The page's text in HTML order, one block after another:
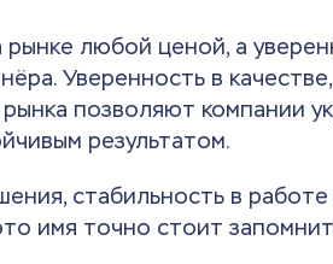
любой ценой, а
Уверенность в качестве,
позволяют компании
результатом.
стабильность в
имя точно стоит